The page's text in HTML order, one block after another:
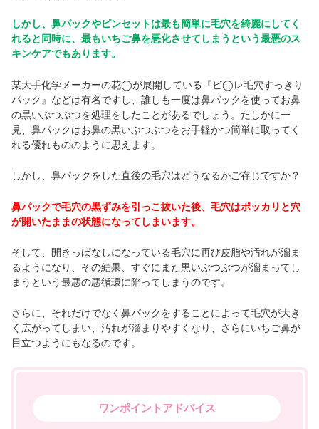
しかし、鼻パックやピンセットは最も簡単に毛穴を綺麗にしてく
れると同時に、最もいちご鼻を悪化させてしまうという最悪のス
キンケアでもあります。
某大手化学メーカーの花◯が展開している『ビ◯レ毛穴すっきり
パック』などは有名ですし、誰しも一度は鼻パックを使ってお鼻
の黒いぶつぶつを処理をしたことがあるでしょう。たしかに一
見、鼻パックはお鼻の黒いぶつぶつをお手軽かつ簡単に取ってく
れる優れもののように思えます。
しかし、鼻パックをした直後の毛穴はどうなるかご存じですか？
鼻パックで毛穴の黒ずみを引っこ抜いた後、毛穴はポッカリと穴
が開いたままの状態になってしまいます。
そして、開きっぱなしになっている毛穴に再び皮脂や汚れが溜ま
るようになり、その結果、すぐにまた黒いぶつぶつが溜まってし
まうという最悪の悪循環に陥ってしまうのです。
さらに、それだけでなく鼻パックをすることによって毛穴が大き
く広がってしまい、汚れが溜まりやすくなり、さらにいちご鼻が
目立つようにもなるのです。
ワンポイントアドバイス